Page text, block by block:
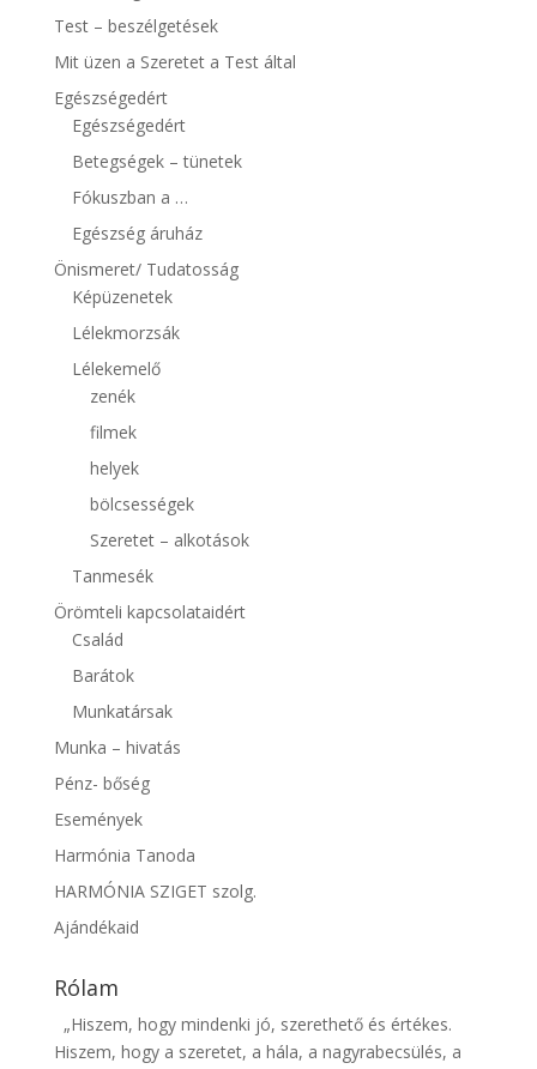
Test – beszélgetések
Mit üzen a Szeretet a Test által
Egészségedért
Egészségedért
Betegségek – tünetek
Fókuszban a …
Egészség áruház
Önismeret/ Tudatosság
Képüzenetek
Lélekmorzsák
Lélekemelő
zenék
filmek
helyek
bölcsességek
Szeretet – alkotások
Tanmesék
Örömteli kapcsolataidért
Család
Barátok
Munkatársak
Munka – hivatás
Pénz- bőség
Események
Harmónia Tanoda
HARMÓNIA SZIGET szolg.
Ajándékaid
Rólam
„Hiszem, hogy mindenki jó, szerethető és értékes.
Hiszem, hogy a szeretet, a hála, a nagyrabecsülés, a